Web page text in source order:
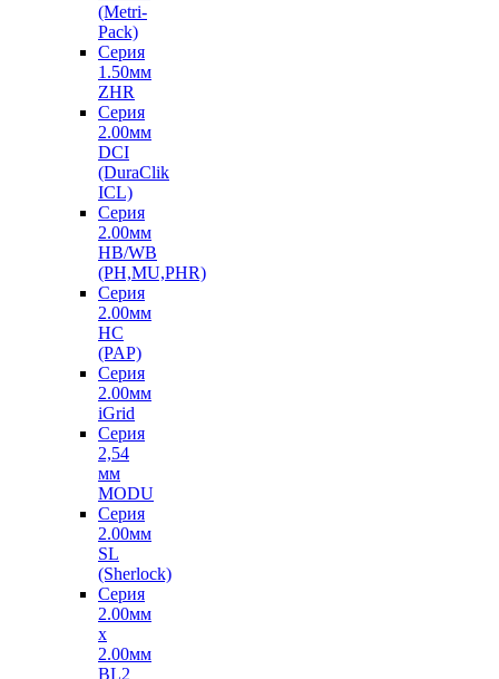
(Metri-
Pack)
Серия
1.50мм
ZHR
Серия
2.00мм
DCI
(DuraClik
ICL)
Серия
2.00мм
HB/WB
(PH,MU,PHR)
Серия
2.00мм
HC
(PAP)
Серия
2.00мм
iGrid
Серия
2,54
мм
MODU
Серия
2.00мм
SL
(Sherlock)
Серия
2.00мм
x
2.00мм
BL2